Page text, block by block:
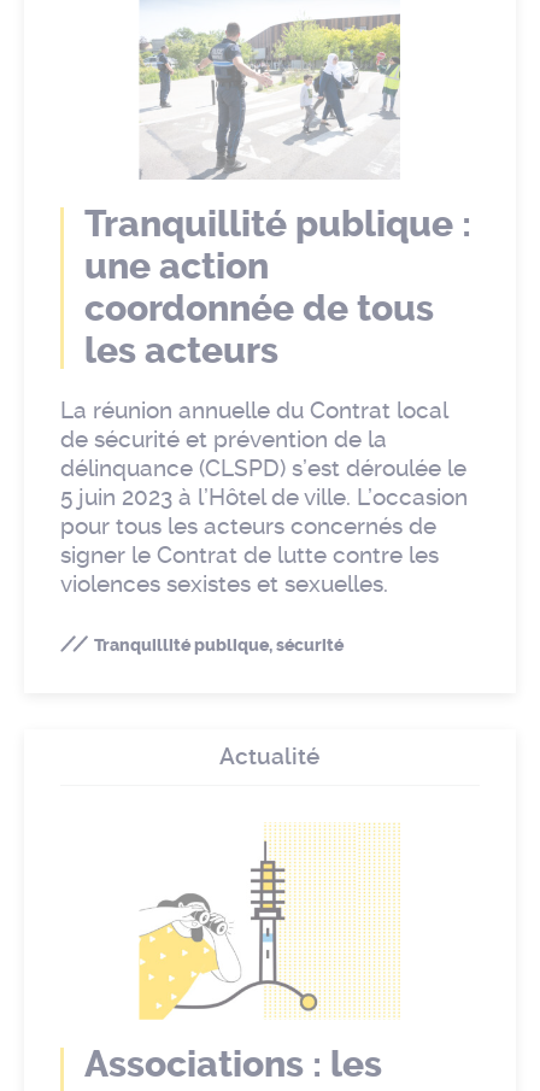
Tranquillité publique :
une action
coordonnée de tous
les acteurs
La réunion annuelle du Contrat local
de sécurité et prévention de la
délinquance (CLSPD) s’est déroulée le
5 juin 2023 à l’Hôtel de ville. L’occasion
pour tous les acteurs concernés de
signer le Contrat de lutte contre les
violences sexistes et sexuelles.
Tranquillité publique, sécurité
Associations : les
Actualité